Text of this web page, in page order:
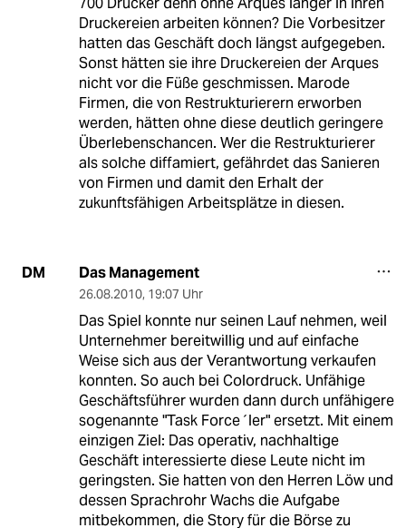
Druckereien arbeiten können? Die Vorbesitzer
hatten das Geschäft doch längst aufgegeben.
Sonst hätten sie ihre Druckereien der Arques
nicht vor die Füße geschmissen. Marode
Firmen, die von Restrukturierern erworben
werden, hätten ohne diese deutlich geringere
Überlebenschancen. Wer die Restrukturierer
als solche diffamiert, gefährdet das Sanieren
von Firmen und damit den Erhalt der
zukunftsfähigen Arbeitsplätze in diesen.
DM Das Management
26.08.2010, 19:07 Uhr
Das Spiel konnte nur seinen Lauf nehmen, weil
Unternehmer bereitwillig und auf einfache
Weise sich aus der Verantwortung verkaufen
konnten. So auch bei Colordruck. Unfähige
Geschäftsführer wurden dann durch unfähigere
sogenannte "Task Force´ler" ersetzt. Mit einem
einzigen Ziel: Das operativ, nachhaltige
Geschäft interessierte diese Leute nicht im
geringsten. Sie hatten von den Herren Löw und
dessen Sprachrohr Wachs die Aufgabe
mitbekommen, die Story für die Börse zu